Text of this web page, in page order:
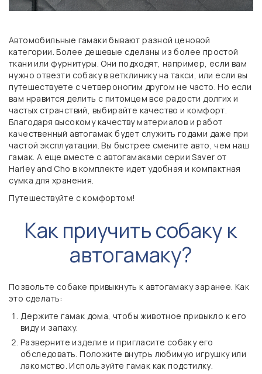
Автомобильные гамаки бывают разной ценовой
категории. Более дешевые сделаны из более простой
ткани или фурнитуры. Они подходят, например, если вам
нужно отвезти собаку в ветклинику на такси, или если вы
путешествуете с четвероногим другом не часто. Но если
вам нравится делить с питомцем все радости долгих и
частых странствий, выбирайте качество и комфорт.
Благодаря высокому качеству материалов и работ
качественный автогамак будет служить годами даже при
частой эксплуатации. Вы быстрее смените авто, чем наш
гамак. А еще вместе с автогамаками серии Saver от
Harley and Cho в комплекте идет удобная и компактная
сумка для хранения.
Путешествуйте с комфортом!
Как приучить собаку к
автогамаку?
Позвольте собаке привыкнуть к автогамаку заранее. Как
это сделать:
Держите гамак дома, чтобы животное привыкло к его
виду и запаху.
Разверните изделие и пригласите собаку его
обследовать. Положите внутрь любимую игрушку или
лакомство. Используйте гамак как подстилку.